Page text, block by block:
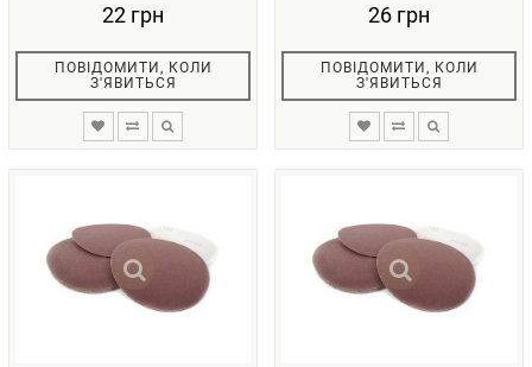
22 грн
ПОВІДОМИТИ, КОЛИ
З'ЯВИТЬСЯ
26 грн
ПОВІДОМИТИ, КОЛИ
З'ЯВИТЬСЯ